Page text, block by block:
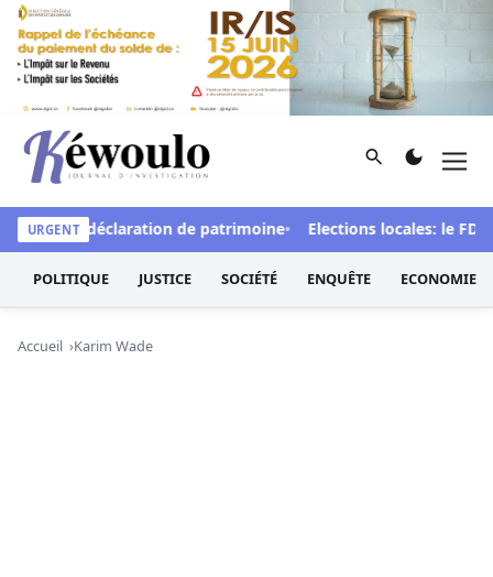
Aller au contenu
Kéwoulo, le premier site d'information et d'investigation
Rechercher
URGENT
et de la déclaration de patrimoine Elections locales: le FDR
POLITIQUE JUSTICE SOCIÉTÉ ENQUÊTE ECONOMIE
Accueil Karim Wade